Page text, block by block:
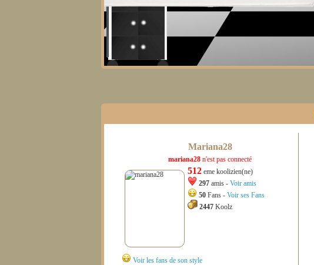
Mariana28
mariana28 n'est pas connecté
512 eme koolizien(ne)
297 amis - Voir amis
50 Fans - Voir ses Fans
2447 Koolz
Voir les fans de son style